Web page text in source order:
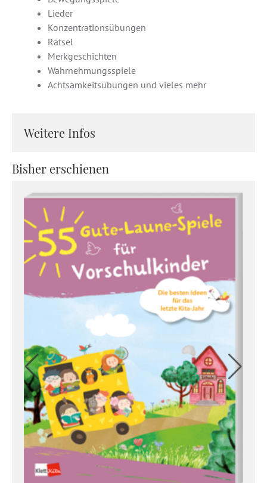
Lieder
Konzentrationsübungen
Rätsel
Merkgeschichten
Wahrnehmungsspiele
Achtsamkeitsübungen und vieles mehr
Weitere Infos
Bisher erschienen